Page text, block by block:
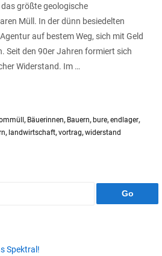
größte geologische
Müll. In der dünn besiedelten
auf bestem Weg, sich mit Geld
Seit den 90er Jahren formiert sich
Widerstand. Im …
, Bäuerinnen, Bauern, bure,endlager,
, landwirtschaft,vortrag,widerstand
Spektral!